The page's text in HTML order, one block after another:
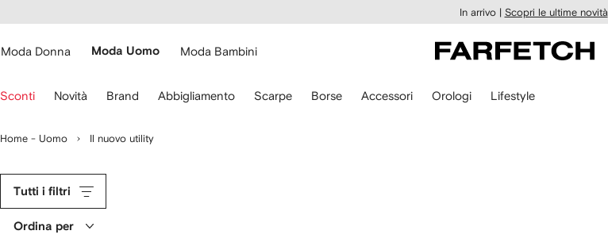
In arrivo | Scopri le ultime novità
Moda Donna Moda Uomo Moda Bambini
Sconti Novità Brand Abbigliamento Scarpe Borse Accessori Orologi Lifestyle
Home - Uomo Il nuovo utility
Tutti i filtri
Ordina per